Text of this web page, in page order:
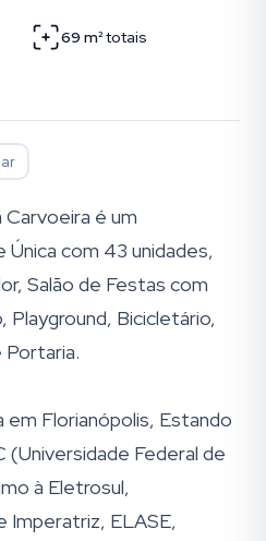
69 m²totais
Carvoeira é um
com 43 unidades,
Salão de Festas com
Playground, Bicicletário,
em Florianópolis, Estando
Federal de
à Eletrosul,
Imperatriz, ELASE,